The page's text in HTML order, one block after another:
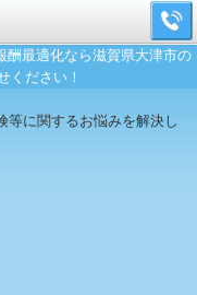
酬最適化なら滋賀県大津市の
ください！
等に関するお悩みを解決し